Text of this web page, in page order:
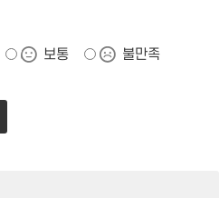
보통
불만족